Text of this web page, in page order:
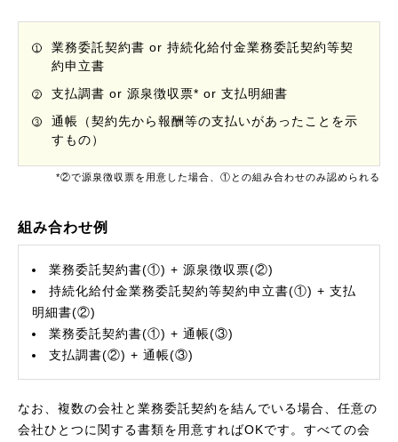
業務委託契約書 or 持続化給付金業務委託契約等契
約申立書
支払調書 or 源泉徴収票* or 支払明細書
通帳（契約先から報酬等の支払いがあったことを示
すもの）
*②で源泉徴収票を用意した場合、①との組み合わせのみ認められる
組み合わせ例
業務委託契約書(①) + 源泉徴収票(②)
持続化給付金業務委託契約等契約申立書(①) + 支払
明細書(②)
業務委託契約書(①) + 通帳(③)
支払調書(②) + 通帳(③)
なお、複数の会社と業務委託契約を結んでいる場合、任意の
会社ひとつに関する書類を用意すればOKです。すべての会